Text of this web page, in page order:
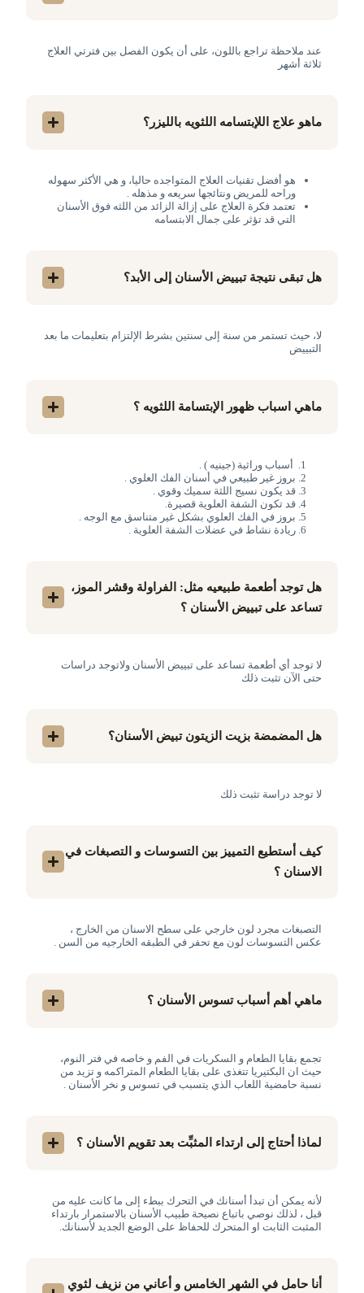
عند ملاحظة تراجع باللون، على أن يكون الفصل بين فترتي العلاج
ثلاثة أشهر
ماهو علاج اللإبتسامه اللثويه بالليزر؟
هو أفضل تقنيات العلاج المتواجده حاليا، و هي الأكثر سهوله
وراحه للمريض ونتائجها سريعه و مذهله .
تعتمد فكرة العلاج على إزالة الزائد من اللثه فوق الأسنان
التي قد تؤثر على جمال الابتسامه
هل تبقى نتيجة تبييض الأسنان إلى الأبد؟
لا، حيث تستمر من سنة إلى سنتين بشرط الإلتزام بتعليمات ما بعد
التبييض
ماهي اسباب ظهور الإبتسامة اللثويه ؟
أسباب وراثية (جينيه ) .
بروز غير طبيعي في أسنان الفك العلوي .
قد يكون نسيج اللثة سميك وقوي .
قد تكون الشفة العلوية قصيرة.
بروز في الفك العلوي بشكل غير متناسق مع الوجه .
ريادة نشاط في عضلات الشفة العلوية .
هل توجد أطعمة طبيعيه مثل: الفراولة وقشر الموز،
تساعد على تبييض الأسنان ؟
لا توجد أي أطعمة تساعد على تبييض الأسنان ولاتوجد دراسات
حتى الآن تثبت ذلك
هل المضمضة بزيت الزيتون تبيض الأسنان؟
لا توجد دراسة تثبت ذلك
كيف أستطيع التمييز بين التسوسات و التصبغات في
الاسنان ؟
التصبغات مجرد لون خارجي على سطح الاسنان من الخارج ،
عكس التسوسات لون مع تحفر في الطبقه الخارجيه من السن .
ماهي أهم أسباب تسوس الأسنان ؟
تجمع بقايا الطعام و السكريات في الفم و خاصه في فتر النوم،
حيث ان البكتيريا تتغذى على بقايا الطعام المتراكمه و تزيد من
نسبة حامضية اللعاب الذي يتسبب في تسوس و نخر الأسنان .
لماذا أحتاج إلى ارتداء المثبِّت بعد تقويم الأسنان ؟
لأنه يمكن أن تبدأ أسنانك في التحرك ببطء إلى ما كانت عليه من
قبل ، لذلك نوصي باتباع نصيحة طبيب الأسنان بالاستمرار بارتداء
المثبت الثابت او المتحرك للحفاظ على الوضع الجديد لأسنانك.
أنا حامل في الشهر الخامس و أعاني من نزيف لثوي